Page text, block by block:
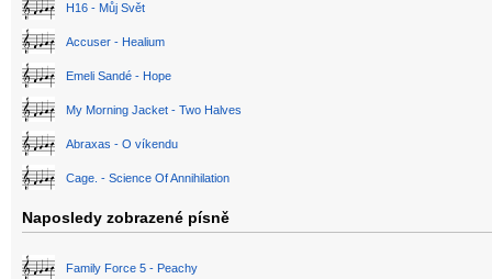
H16 - Můj Svět
Accuser - Healium
Emeli Sandé - Hope
My Morning Jacket - Two Halves
Abraxas - O víkendu
Cage. - Science Of Annihilation
Naposledy zobrazené písně
Family Force 5 - Peachy